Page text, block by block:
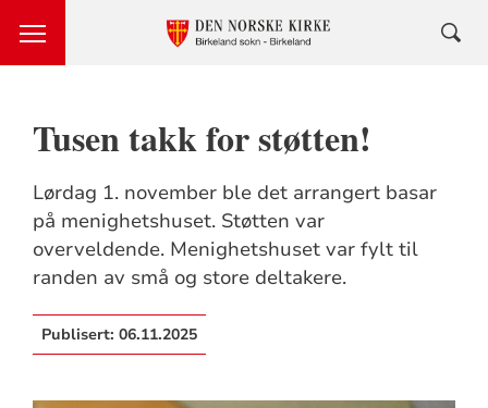
Tusen takk for støtten!
Lørdag 1. november ble det arrangert basar
på menighetshuset. Støtten var
overveldende. Menighetshuset var fylt til
randen av små og store deltakere.
Publisert: 06.11.2025